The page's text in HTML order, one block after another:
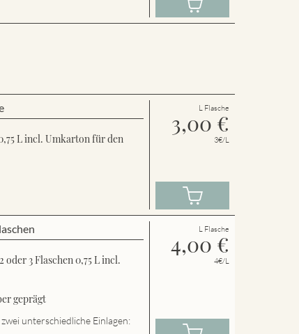
L incl. Umkarton für den
L Flasche
3,00 €
3€/L
3 Flaschen 0,75 L incl.
geprägt
unterschiedliche Einlagen:
L Flasche
4,00 €
4€/L